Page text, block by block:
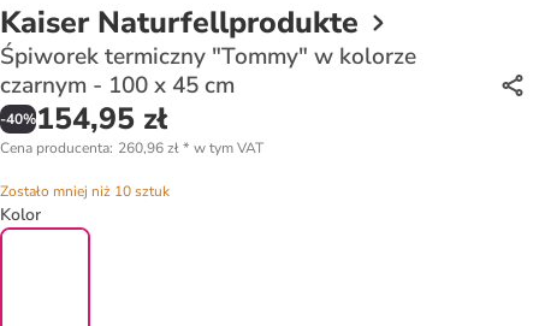
Kaiser Naturfellprodukte
Śpiworek termiczny "Tommy" w kolorze
czarnym - 100 x 45 cm
-40%154,95 zł
Cena producenta: 260,96 zł* w tym VAT
Zostało mniej niż 10 sztuk
Kolor